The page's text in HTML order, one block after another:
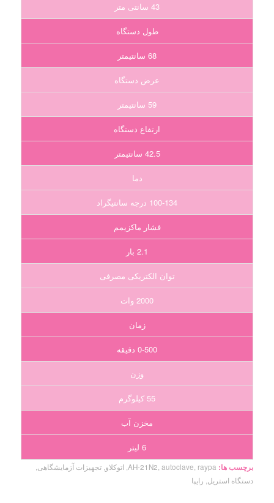
43 سانتی متر
طول دستگاه
68 سانتیمتر
عرض دستگاه
59 سانتیمتر
ارتفاع دستگاه
42.5 سانتیمتر
دما
100-134 درجه سانتیگراد
فشار ماکزیمم
2.1 بار
توان الکتریکی مصرفی
2000 وات
زمان
0-500 دقیقه
وزن
55 کیلوگرم
مخزن آب
6 لیتر
برچسب ها: AH-21N2 ,autoclave raypa
, اتوکلاو تجهیزات آزمایشگاهی
دستگاه استریل رایپا